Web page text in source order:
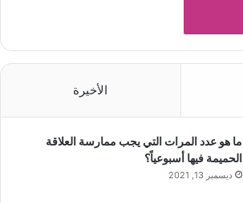
الأخيرة
ما هو عدد المرات التي يجب ممارسة العلاقة
الحميمة فيها أسبوعياً؟
ديسمبر 13, 2021